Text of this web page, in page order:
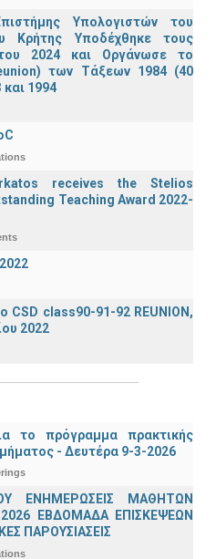
Υπολογιστών του
Κρήτης Υποδέχθηκε τους
2024 και Οργάνωσε το
των Τάξεων 1984 (40
και 1994
receives the Stelios
Teaching Award 2022-
CSD class90-91-92 REUNION,
2022
το πρόγραμμα πρακτικής
- Δευτέρα 9-3-2026
ΕΝΗΜΕΡΩΣΕΙΣ ΜΑΘΗΤΩΝ
2026 ΕΒΔΟΜΑΔΑ ΕΠΙΣΚΕΨΕΩΝ
ΠΑΡΟΥΣΙΑΣΕΙΣ